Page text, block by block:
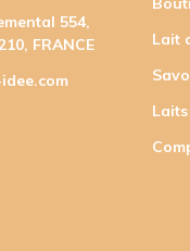
554,
FRANCE
Lait